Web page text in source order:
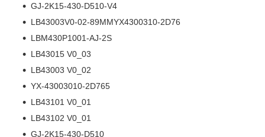
GJ-2K15-430-D510-V4
LB43003V0-02-89MMYX4300310-2D76
LBM430P1001-AJ-2S
LB43015 V0_03
LB43003 V0_02
YX-43003010-2D765
LB43101 V0_01
LB43102 V0_01
GJ-2K15-430-D510